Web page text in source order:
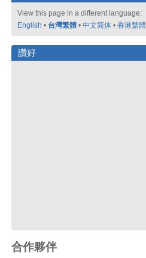
View this page in a different language:
English • 台灣繁體 • 中文简体 • 香港繁體
讚好
合作夥伴